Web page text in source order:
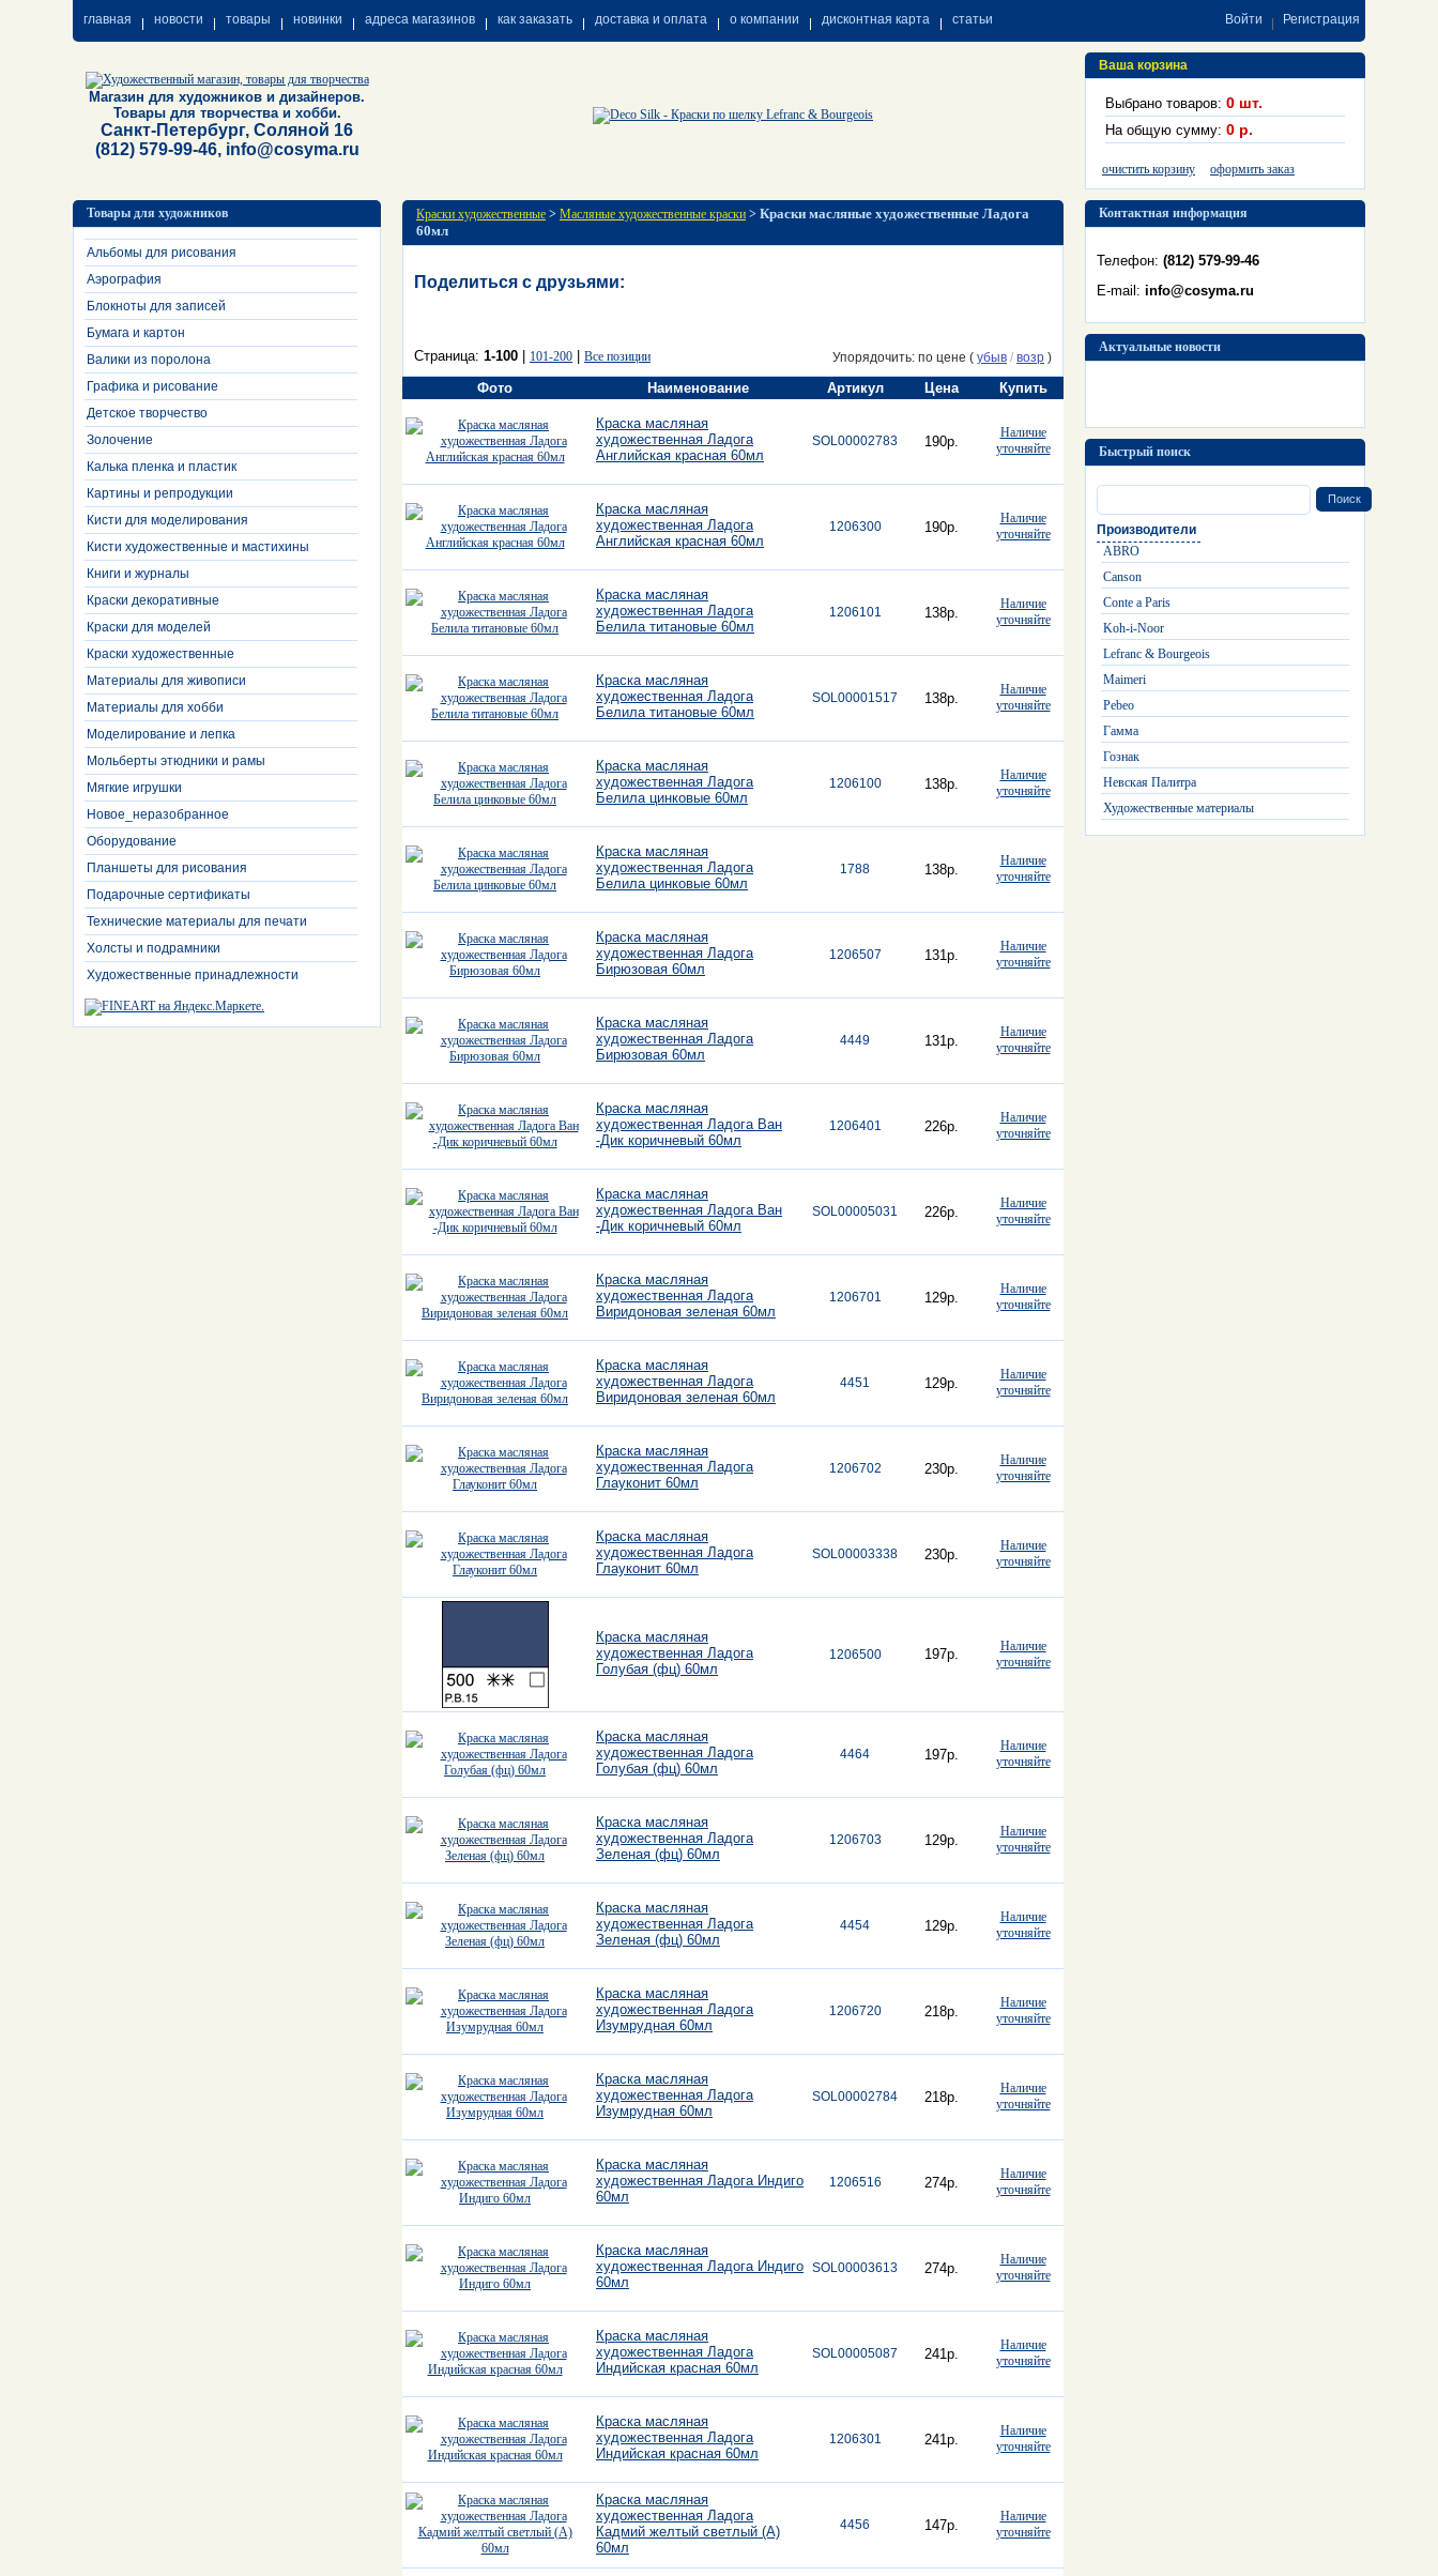
главная новости товары новинки адреса магазинов как заказать доставка и оплата о компании дисконтная карта статьи Войти Регистрация
Магазин для художников и дизайнеров.
Товары для творчества и хобби.
Санкт-Петербург, Соляной 16
(812) 579-99-46, info@cosyma.ru
Ваша корзина
Выбрано товаров: 0 шт.
На общую сумму: 0 р.
очистить корзину оформить заказ
Товары для художников
Альбомы для рисования
Аэрография
Блокноты для записей
Бумага и картон
Валики из поролона
Графика и рисование
Детское творчество
Золочение
Калька пленка и пластик
Картины и репродукции
Кисти для моделирования
Кисти художественные и мастихины
Книги и журналы
Краски декоративные
Краски для моделей
Краски художественные
Материалы для живописи
Материалы для хобби
Моделирование и лепка
Мольберты этюдники и рамы
Мягкие игрушки
Новое_неразобранное
Оборудование
Планшеты для рисования
Подарочные сертификаты
Технические материалы для печати
Холсты и подрамники
Художественные принадлежности
Краски художественные > Масляные художественные краски > Краски масляные художественные Ладога
60мл
Поделиться с друзьями:
Страница: 1-100 101-200 Все позиции Упорядочить: по цене ( убыв / возр )
Фото Наименование Артикул Цена Купить
Краска масляная
художественная Ладога
Английская красная 60мл
SOL00002783 190р.
Наличие
уточняйте
Краска масляная
художественная Ладога
Английская красная 60мл
1206300 190р.
Наличие
уточняйте
Краска масляная
художественная Ладога
Белила титановые 60мл
1206101 138р.
Наличие
уточняйте
Краска масляная
художественная Ладога
Белила титановые 60мл
SOL00001517 138р.
Наличие
уточняйте
Краска масляная
художественная Ладога
Белила цинковые 60мл
1206100 138р.
Наличие
уточняйте
Краска масляная
художественная Ладога
Белила цинковые 60мл
1788 138р.
Наличие
уточняйте
Краска масляная
художественная Ладога
Бирюзовая 60мл
1206507 131р.
Наличие
уточняйте
Краска масляная
художественная Ладога
Бирюзовая 60мл
4449 131р.
Наличие
уточняйте
Краска масляная
художественная Ладога Ван
-Дик коричневый 60мл
1206401 226р.
Наличие
уточняйте
Краска масляная
художественная Ладога Ван
-Дик коричневый 60мл
SOL00005031 226р.
Наличие
уточняйте
Краска масляная
художественная Ладога
Виридоновая зеленая 60мл
1206701 129р.
Наличие
уточняйте
Краска масляная
художественная Ладога
Виридоновая зеленая 60мл
4451 129р.
Наличие
уточняйте
Краска масляная
художественная Ладога
Глауконит 60мл
1206702 230р.
Наличие
уточняйте
Краска масляная
художественная Ладога
Глауконит 60мл
SOL00003338 230р.
Наличие
уточняйте
Краска масляная
художественная Ладога
Голубая (фц) 60мл
1206500 197р.
Наличие
уточняйте
Краска масляная
художественная Ладога
Голубая (фц) 60мл
4464 197р.
Наличие
уточняйте
Краска масляная
художественная Ладога
Зеленая (фц) 60мл
1206703 129р.
Наличие
уточняйте
Краска масляная
художественная Ладога
Зеленая (фц) 60мл
4454 129р.
Наличие
уточняйте
Краска масляная
художественная Ладога
Изумрудная 60мл
1206720 218р.
Наличие
уточняйте
Краска масляная
художественная Ладога
Изумрудная 60мл
SOL00002784 218р.
Наличие
уточняйте
Краска масляная
художественная Ладога Индиго
60мл
1206516 274р.
Наличие
уточняйте
Краска масляная
художественная Ладога Индиго
60мл
SOL00003613 274р.
Наличие
уточняйте
Краска масляная
художественная Ладога
Индийская красная 60мл
SOL00005087 241р.
Наличие
уточняйте
Краска масляная
художественная Ладога
Индийская красная 60мл
1206301 241р.
Наличие
уточняйте
Краска масляная
художественная Ладога
Кадмий желтый светлый (А)
60мл
4456 147р.
Наличие
уточняйте
Контактная информация
Телефон: (812) 579-99-46
E-mail: info@cosyma.ru
Актуальные новости
Быстрый поиск
Производители
ABRO
Canson
Conte a Paris
Koh-i-Noor
Lefranc & Bourgeois
Maimeri
Pebeo
Гамма
Гознак
Невская Палитра
Художественные материалы